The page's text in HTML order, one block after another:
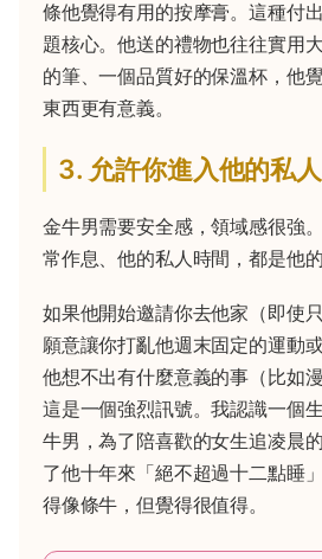
條他覺得有用的按摩膏。這種付
題核心。他送的禮物也往往實用
的筆、一個品質好的保溫杯，他
東西更有意義。
3. 允許你進入他的私
金牛男需要安全感，領域感很強
常作息、他的私人時間，都是他的
如果他開始邀請你去他家（即使
願意讓你打亂他週末固定的運動
他想不出有什麼意義的事（比如
這是一個強烈訊號。我認識一個
牛男，為了陪喜歡的女生追凌晨
了他十年來「絕不超過十二點睡
得像條牛，但覺得很值得。